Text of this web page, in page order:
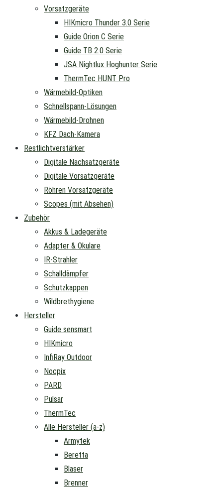
Vorsatzgeräte
HIKmicro Thunder 3.0 Serie
Guide Orion C Serie
Guide TB 2.0 Serie
JSA Nightlux Hoghunter Serie
ThermTec HUNT Pro
Wärmebild-Optiken
Schnellspann-Lösungen
Wärmebild-Drohnen
KFZ Dach-Kamera
Restlichtverstärker
Digitale Nachsatzgeräte
Digitale Vorsatzgeräte
Röhren Vorsatzgeräte
Scopes (mit Absehen)
Zubehör
Akkus & Ladegeräte
Adapter & Okulare
IR-Strahler
Schalldämpfer
Schutzkappen
Wildbrethygiene
Hersteller
Guide sensmart
HIKmicro
InfiRay Outdoor
Nocpix
PARD
Pulsar
ThermTec
Alle Hersteller (a-z)
Armytek
Beretta
Blaser
Brenner